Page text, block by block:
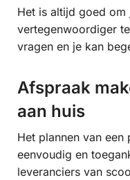
Het is altijd goed om
vertegenwoordiger
vragen en je kan
Afspraak
aan huis
Het plannen van
eenvoudig en
leveranciers van